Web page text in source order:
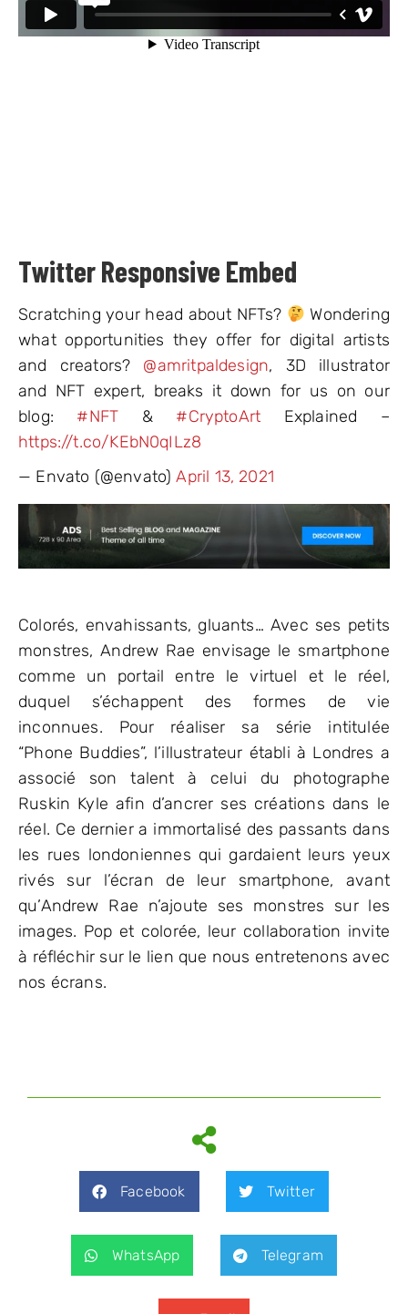
Twitter Responsive Embed
Scratching your head about NFTs?
Wondering
what opportunities they offer for digital artists
and creators? @amritpaldesign, 3D illustrator
and NFT expert, breaks it down for us on our
blog: #NFT & #CryptoArt Explained –
https://t.co/KEbN0qILz8
— Envato (@envato)April 13, 2021
Colorés, envahissants, gluants… Avec ses petits
monstres, Andrew Rae envisage le smartphone
comme un portail entre le virtuel et le réel,
duquel s’échappent des formes de vie
inconnues. Pour réaliser sa série intitulée
“Phone Buddies”, l’illustrateur établi à Londres a
associé son talent à celui du photographe
Ruskin Kyle afin d’ancrer ses créations dans le
réel. Ce dernier a immortalisé des passants dans
les rues londoniennes qui gardaient leurs yeux
rivés sur l’écran de leur smartphone, avant
qu’Andrew Rae n’ajoute ses monstres sur les
images. Pop et colorée, leur collaboration invite
à réfléchir sur le lien que nous entretenons avec
nos écrans.
Facebook Twitter
WhatsApp Telegram